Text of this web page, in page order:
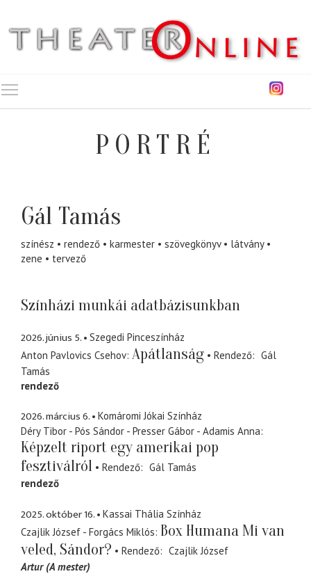
PORTRÉ
Gál Tamás
színész rendező karmester szövegkönyv
látvány
zene
tervező
Színházi munkái adatbázisunkban
2026. június 5.
Szegedi Pinceszínház
Anton Pavlovics Csehov Apátlanság Rendező
Gál
Tamás
rendező
2026. március 6.
Komáromi Jókai Színház
Déry Tibor - Pós Sándor - Presser Gábor - Adamis Anna
Képzelt riport egy amerikai pop
fesztiválról
Rendező
Gál Tamás
rendező
2025. október 16.
Kassai Thália Színház
Czajlik József - Forgács Miklós Box Humana Mi van
veled, Sándor?
Rendező
Czajlik József
Artur (A mester)